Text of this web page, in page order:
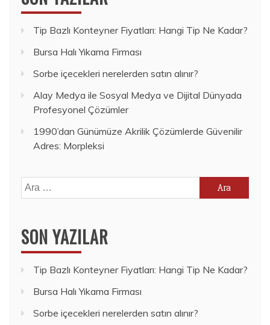
Tip Bazlı Konteyner Fiyatları: Hangi Tip Ne Kadar?
Bursa Halı Yıkama Firması
Sorbe içecekleri nerelerden satın alınır?
Alay Medya ile Sosyal Medya ve Dijital Dünyada
Profesyonel Çözümler
1990’dan Günümüze Akrilik Çözümlerde Güvenilir
Adres: Morpleksi
Arama:
SON YAZILAR
Tip Bazlı Konteyner Fiyatları: Hangi Tip Ne Kadar?
Bursa Halı Yıkama Firması
Sorbe içecekleri nerelerden satın alınır?